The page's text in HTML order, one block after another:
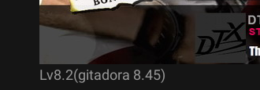
Lv8.2(gitadora 8.45)